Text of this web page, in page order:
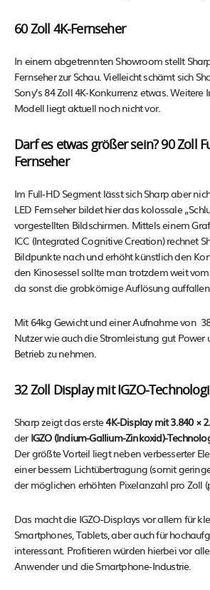
60 Zoll 4K-Fernseher
In einem abgetrennten Showroom stellt
Fernseher zur Schau. Vielleicht schämt sich
Sony’s 84 Zoll 4K-Konkurrenz etwas.
Modell liegt aktuell noch nicht vor.
Darf es etwas größer sein? 90 Zoll
Fernseher
Im Full-HD Segment lässt sich Sharp aber
LED Fernseher bildet hier das kolossale
vorgestellten Bildschirmen. Mittels einem
ICC (Integrated Cognitive Creation) rechnet
Bildpunkte nach und erhöht künstlich den
den Kinosessel sollte man trotzdem weit
da sonst die grobkörnige Auflösung
Mit 64kg Gewicht und einer Aufnahme von
Nutzer wie auch die Stromleistung gut Power
Betrieb zu nehmen.
32 Zoll Display mit IGZO-
Sharp zeigt das erste4K-Display mit 3.840 ×
der IGZO (Indium-Gallium-Zinkoxid)-
Der größte Vorteil liegt neben verbesserter
einer bessern Lichtübertragung (somit
der möglichen erhöhten Pixelanzahl pro Zoll
Das macht die IGZO-Displays vor allem für
Smartphones, Tablets, aber auch für
interessant. Profitieren würden hierbei vor
Anwender und die Smartphone-Industrie.